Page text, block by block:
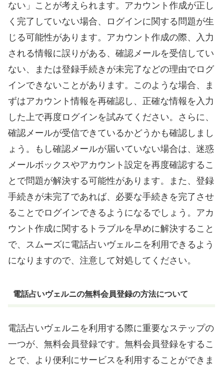
ない」ことが考えられます。アカウント作成が正し
く完了していない場合、ログインに関する問題が生
じる可能性があります。アカウント作成の際、入力
される情報に誤りがある、確認メールを受信してい
ない、または登録手続きが未完了などの理由でログ
インできないことがあります。このような場合、ま
ずはアカウント情報を再確認し、正確な情報を入力
した上で再度ログインを試みてください。さらに、
確認メールが受信できているかどうかも確認しまし
ょう。もし確認メールが届いていない場合は、迷惑
メールボックスやアカウント設定を再度確認するこ
とで問題が解決する可能性があります。また、登録
手続きが未完了であれば、必要な手続きを完了させ
ることでログインできるようになるでしょう。アカ
ウント作成に関するトラブルを早めに解決すること
で、スムーズに電話占いヴェルニを利用できるよう
になりますので、注意して対処してください。
電話占いヴェルニの無料会員登録の方法について
電話占いヴェルニを利用する際に重要なステップの
一つが、無料会員登録です。無料会員登録をするこ
とで、より便利にサービスを利用することができま